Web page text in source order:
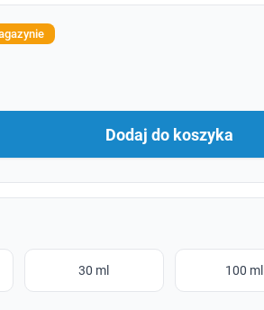
Dodaj do koszyka
30 ml 100 ml